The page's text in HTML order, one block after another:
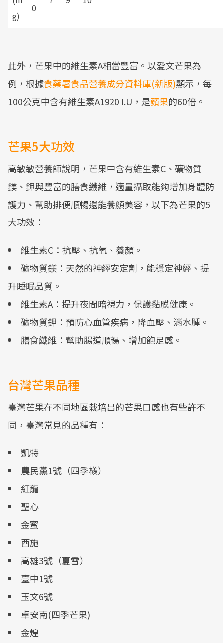
g)
0
此外，芒果中的維生素A相當豐富。以愛文芒果為
例，根據食藥署食品營養成分資料庫(新版)顯示，每
100公克中含有維生素A1920 I.U，是蘋果的60倍。
芒果5大功效
高敏敏營養師說明，芒果中含有維生素C、礦物質
鎂、鉀與豐富的膳食纖維，適量攝取能夠增加身體防
護力、幫助排便順暢還能養顏美容，以下為芒果的5
大功效：
維生素C：抗壓、抗氧、養顏。
礦物質鎂：天然的神經安定劑，能穩定神經、提
升睡眠品質。
維生素A：提升夜間暗視力，保護黏膜健康。
礦物質鉀：預防心血管疾病，降血壓、消水腫。
膳食纖維：幫助腸道順暢、增加飽足感。
台灣芒果品種
臺灣芒果在不同地區栽培出的芒果口感也有些許不
同，臺灣常見的品種有：
凱特
農民黨1號（四季檨）
紅龍
聖心
金蜜
西施
高雄3號（夏雪）
臺中1號
玉文6號
卓安南(四季芒果)
金煌